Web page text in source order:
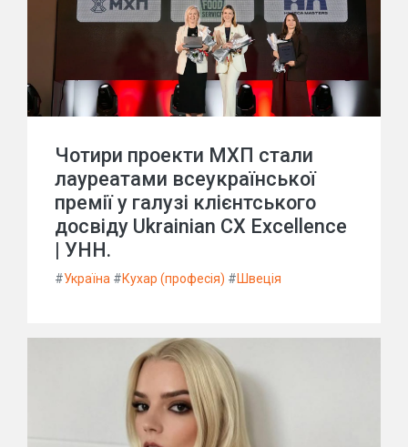
Чотири проекти МХП стали
лауреатами всеукраїнської
премії у галузі клієнтського
досвіду Ukrainian CX Excellence
| УНН.
#Україна #Кухар (професія) #Швеція